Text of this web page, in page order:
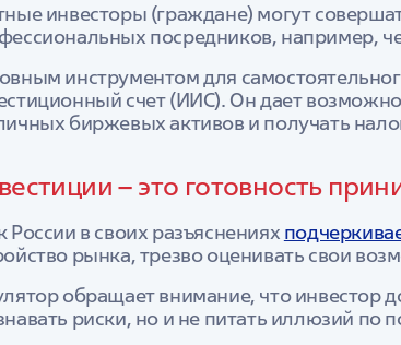
инвесторы (граждане) могут
посредников, например,
инструментом для
счет (ИИС). Он дает
биржевых активов и получать
– это готовность
России в своих разъяснениях
рынка, трезво оценивать свои
обращает внимание, что инвестор
риски, но и не питать иллюзий по